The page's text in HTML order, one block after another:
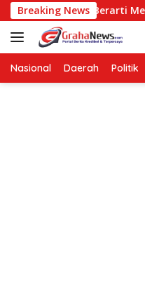
Langsung
ke
konten
Breaking News
Bukan Berarti
Nasional Daerah Politik